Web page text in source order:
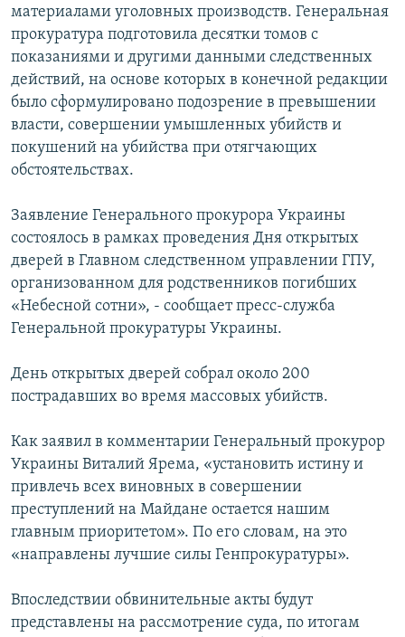
материалами уголовных производств. Генеральная
прокуратура подготовила десятки томов с
показаниями и другими данными следственных
действий, на основе которых в конечной редакции
было сформулировано подозрение в превышении
власти, совершении умышленных убийств и
покушений на убийства при отягчающих
обстоятельствах.
Заявление Генерального прокурора Украины
состоялось в рамках проведения Дня открытых
дверей в Главном следственном управлении ГПУ,
организованном для родственников погибших
«Небесной сотни», - сообщает пресс-служба
Генеральной прокуратуры Украины.
День открытых дверей собрал около 200
пострадавших во время массовых убийств.
Как заявил в комментарии Генеральный прокурор
Украины Виталий Ярема, «установить истину и
привлечь всех виновных в совершении
преступлений на Майдане остается нашим
главным приоритетом». По его словам, на это
«направлены лучшие силы Генпрокуратуры».
Впоследствии обвинительные акты будут
представлены на рассмотрение суда, по итогам